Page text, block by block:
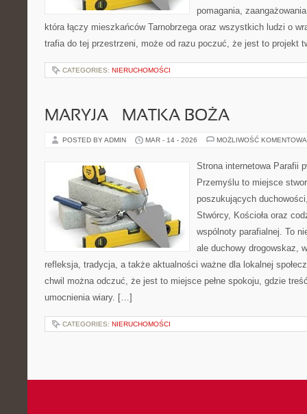
pomagania,
która łączy mieszkańców Tarnobrzega oraz wszystkich ludzi o
trafia do tej przestrzeni, może od razu poczuć, że jest to projekt
CATEGORIES: NIERUCHOMOŚCI
MARYJA – MATKA BOŻA
POSTED BY ADMIN MAR - 14 - 2026 MOŻLIWOŚĆ
Strona internetowa Parafii
Przemyślu to miejsce
poszukujących
Stwórcy, Kościoła oraz
wspólnoty parafialnej. To
ale duchowy drogowskaz,
refleksja, tradycja, a także aktualności ważne dla lokalnej
chwil można odczuć, że jest to miejsce pełne spokoju, gdzie
umocnienia wiary. […]
CATEGORIES: NIERUCHOMOŚCI